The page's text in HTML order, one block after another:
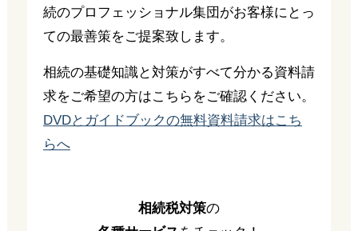
続のプロフェッショナル集団がお客様にとっ
ての最善策をご提案致します。
相続の基礎知識と対策がすべて分かる資料請
求をご希望の方はこちらをご確認ください。
DVDとガイドブックの無料資料請求はこち
らへ
相続税対策の